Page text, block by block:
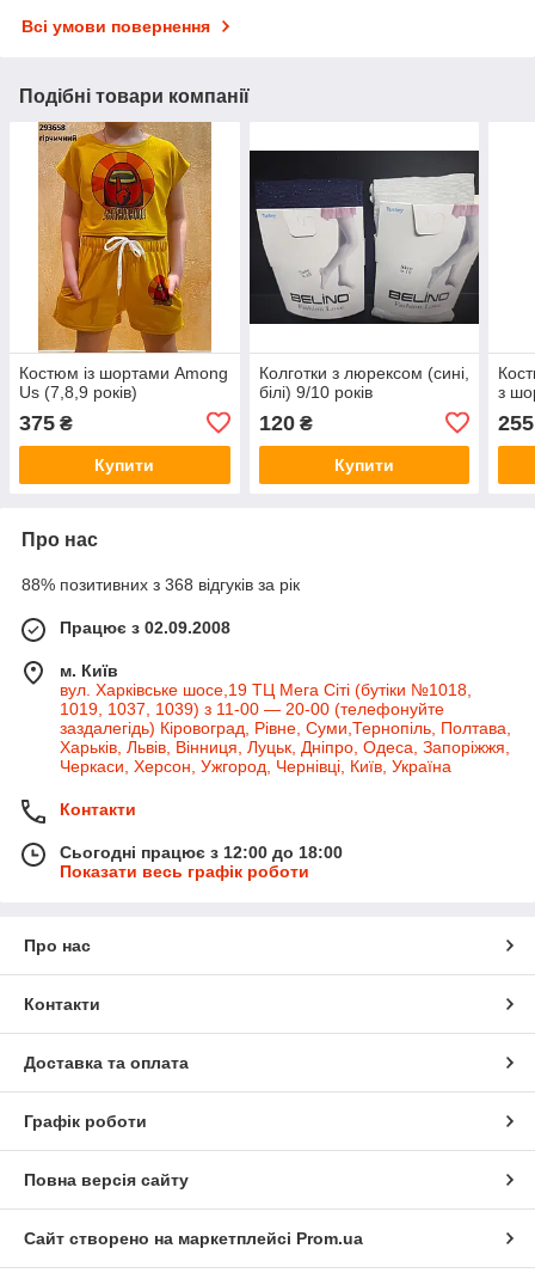
Всі умови повернення
Подібні товари компанії
Костюм із шортами Among
Us (7,8,9 років)
375 ₴
Купити
Колготки з люрексом (сині,
білі) 9/10 років
120₴
Купити
з
255
Про нас
88% позитивних з 368 відгуків за рік
Працює з 02.09.2008
м. Київ
вул. Харківське шосе,19 ТЦ Мега Сіті (бутіки №1018,
1019, 1037, 1039) з 11-00 — 20-00 (телефонуйте
заздалегідь) Кіровоград, Рівне, Суми,Тернопіль, Полтава,
Харьків, Львів, Вінниця, Луцьк, Дніпро, Одеса, Запоріжжя,
Черкаси, Херсон, Ужгород, Чернівці, Київ, Україна
Контакти
Сьогодні працює з 12:00 до 18:00
Показати весь графік роботи
Про нас
Контакти
Доставка та оплата
Графік роботи
Повна версія сайту
Сайт створено на маркетплейсі Prom.ua